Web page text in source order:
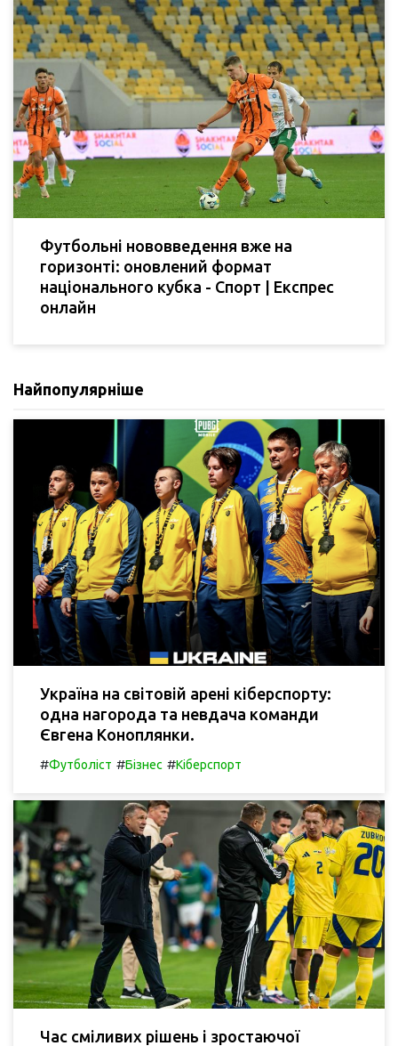
Футбольні нововведення вже на
горизонті: оновлений формат
національного кубка - Cпорт | Експрес
онлайн
Найпопулярніше
Україна на світовій арені кіберспорту:
одна нагорода та невдача команди
Євгена Коноплянки.
#Футболіст #Бізнес #Кіберспорт
Час сміливих рішень і зростаючої